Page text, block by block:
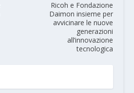
Ricoh e Fondazione
Daimon insieme per
avvicinare le nuove
generazioni
all’innovazione
tecnologica